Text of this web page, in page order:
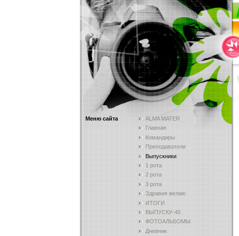
Меню сайта
ALMA MATER
Главная
Командиры
Преподаватели
Выпускники
1 рота
2 рота
3 рота
Здравия желаю
ИТОГИ
ВЫПУСКУ-40
ФОТОАЛЬБОМЫ
Дневник